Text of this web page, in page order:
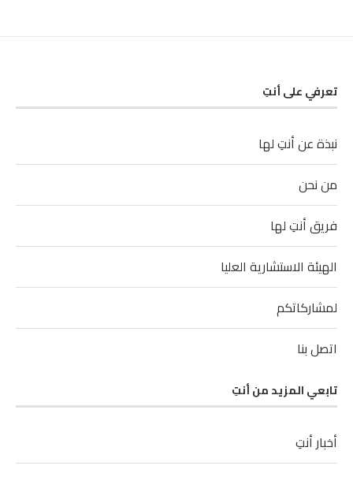
تعرفي على أنتِ
نبذة عن أنتِ لها
من نحن
فريق أنتِ لها
الهيئة الاستشارية العليا
لمشاركاتكم
اتصل بنا
تابعي المزيد من أنتِ
أخبار أنتِ